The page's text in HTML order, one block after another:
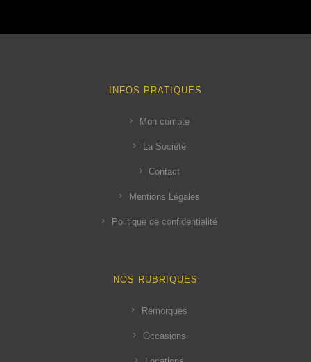
INFOS PRATIQUES
Mon compte
La Société
Contact
Mentions Légales
Politique de confidentialité
NOS RUBRIQUES
Remorques
Occasions